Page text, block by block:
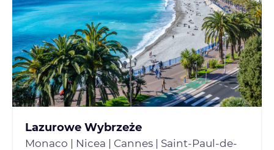
Lazurowe Wybrzeże
Monaco | Nicea | Cannes | Saint-Paul-de-